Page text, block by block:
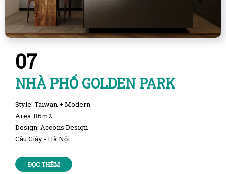
07
NHÀ PHỐ GOLDEN PARK
Style: Taiwan + Modern
Area: 86m2
Design: Accons Design
Cầu Giấy - Hà Nội
ĐỌC THÊM